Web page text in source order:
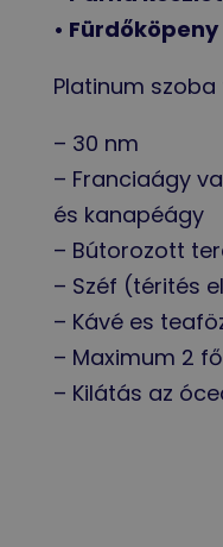
•
Platinum
– 30 nm
– Franciaágy
és kanapéágy
– Bútorozott
– Széf (térités
– Kávé es
– Maximum 2 fő
– Kilátás az